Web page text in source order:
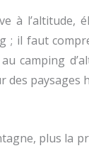
à l’altitude,
; il faut
camping
paysages
plus la